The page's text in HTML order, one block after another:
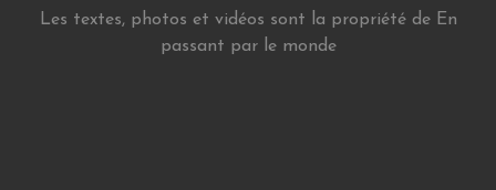
Les textes, photos et vidéos sont la propriété de En
passant par le monde